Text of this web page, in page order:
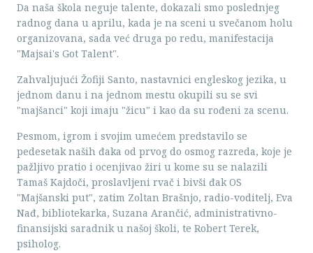
Da naša škola neguje talente, dokazali smo poslednjeg
radnog dana u aprilu, kada je na sceni u svečanom holu
organizovana, sada već druga po redu, manifestacija
"Majsai's Got Talent".
Zahvaljujući Žofiji Santo, nastavnici engleskog jezika, u
jednom danu i na jednom mestu okupili su se svi
"majšanci" koji imaju "žicu" i kao da su rođeni za scenu.
Pesmom, igrom i svojim umećem predstavilo se
pedesetak naših đaka od prvog do osmog razreda, koje je
pažljivo pratio i ocenjivao žiri u kome su se nalazili
Tamaš Kajdoči, proslavljeni rvač i bivši đak OS
"Majšanski put", zatim Zoltan Brašnjo, radio-voditelj, Eva
Nađ, bibliotekarka, Suzana Arančić, administrativno-
finansijski saradnik u našoj školi, te Robert Terek,
psiholog.